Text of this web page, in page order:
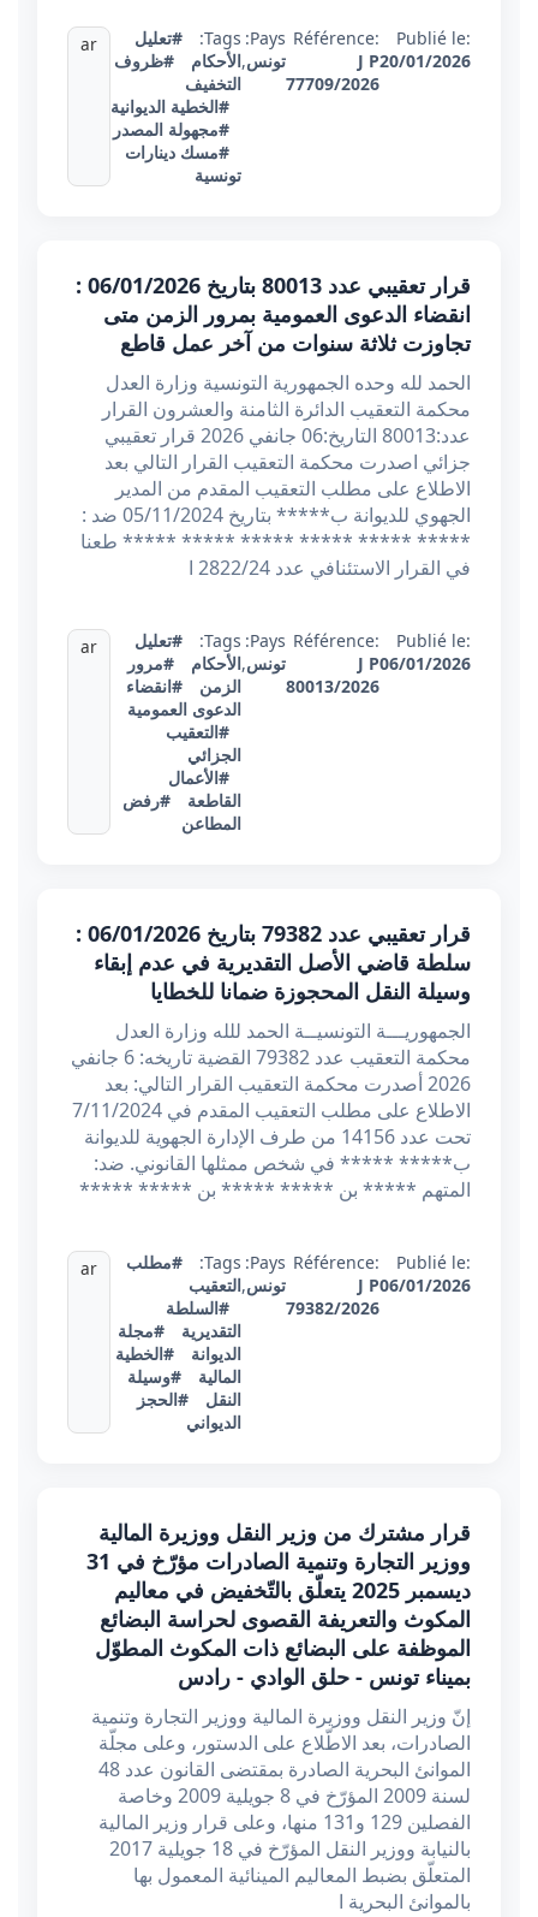
Publié le:
20/01/2026
Référence:
J P
77709/2026
Pays:
تونس,
Tags:
#تعليل
الأحكام
#ظروف
التخفيف
#الخطية الديوانية
#مجهولة المصدر
#مسك دينارات
تونسية
ar
قرار تعقيبي عدد 80013 بتاريخ 06/01/2026 :
انقضاء الدعوى العمومية بمرور الزمن متى
تجاوزت ثلاثة سنوات من آخر عمل قاطع
الحمد لله وحده الجمهورية التونسية وزارة العدل
محكمة التعقيب الدائرة الثامنة والعشرون القرار
عدد:80013 التاريخ:06 جانفي 2026 قرار تعقيبي
جزائي اصدرت محكمة التعقيب القرار التالي بعد
الاطلاع على مطلب التعقيب المقدم من المدير
الجهوي للديوانة ب***** بتاريخ 05/11/2024 ضد :
***** ***** ***** ***** ***** ***** طعنا
في القرار الاستئنافي عدد 2822/24 ا
Publié le:
06/01/2026
Référence:
J P
80013/2026
Pays:
تونس,
Tags:
#تعليل
الأحكام
#مرور
الزمن
#انقضاء
الدعوى العمومية
#التعقيب
الجزائي
#الأعمال
القاطعة
#رفض
المطاعن
ar
قرار تعقيبي عدد 79382 بتاريخ 06/01/2026 :
سلطة قاضي الأصل التقديرية في عدم إبقاء
وسيلة النقل المحجوزة ضمانا للخطايا
الجمهوريـــة التونسيــة الحمد للله وزارة العدل
محكمة التعقيب عدد 79382 القضية تاريخه: 6 جانفي
2026 أصدرت محكمة التعقيب القرار التالي: بعد
الاطلاع على مطلب التعقيب المقدم في 7/11/2024
تحت عدد 14156 من طرف الإدارة الجهوية للديوانة
ب***** ***** في شخص ممثلها القانوني. ضد:
المتهم ***** بن ***** ***** بن ***** *****
Publié le:
06/01/2026
Référence:
J P
79382/2026
Pays:
تونس,
Tags:
#مطلب
التعقيب
#السلطة
التقديرية
#مجلة
الديوانة
#الخطية
المالية
#وسيلة
النقل
#الحجز
الديواني
ar
قرار مشترك من وزير النقل ووزيرة المالية
ووزير التجارة وتنمية الصادرات مؤرّخ في 31
ديسمبر 2025 يتعلّق بالتّخفيض في معاليم
المكوث والتعريفة القصوى لحراسة البضائع
الموظفة على البضائع ذات المكوث المطوّل
بميناء تونس - حلق الوادي - رادس
إنّ وزير النقل ووزيرة المالية ووزير التجارة وتنمية
الصادرات، بعد الاطّلاع على الدستور، وعلى مجلّة
الموانئ البحرية الصادرة بمقتضى القانون عدد 48
لسنة 2009 المؤرّخ في 8 جويلية 2009 وخاصة
الفصلين 129 و131 منها، وعلى قرار وزير المالية
بالنيابة ووزير النقل المؤرّخ في 18 جويلية 2017
المتعلّق بضبط المعاليم المينائية المعمول بها
بالموانئ البحرية ا